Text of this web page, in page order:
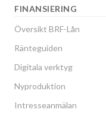
FINANSIERING
Översikt BRF-Lån
Ränteguiden
Digitala verktyg
Nyproduktion
Intresseanmälan